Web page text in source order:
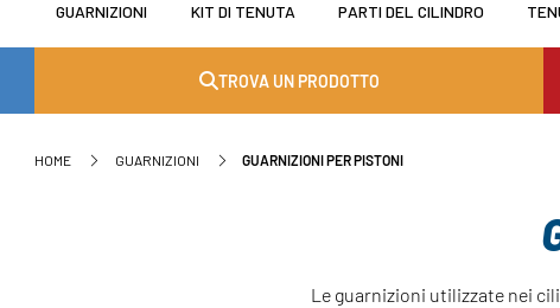
GUARNIZIONI KIT DI TENUTA PARTI DEL CILINDRO
TROVA UN PRODOTTO
HOME GUARNIZIONI GUARNIZIONI PER PISTONI
Le guarnizioni utilizzate nei